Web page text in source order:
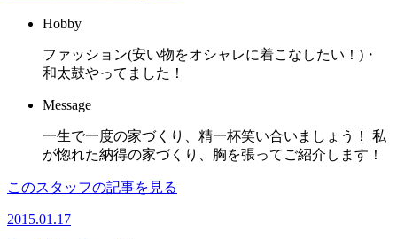
Hobby
ファッション(安い物をオシャレに着こなしたい！)・
和太鼓やってました！
Message
一生で一度の家づくり、精一杯笑い合いましょう！ 私
が惚れた納得の家づくり、胸を張ってご紹介します！
このスタッフの記事を見る
2015.01.17